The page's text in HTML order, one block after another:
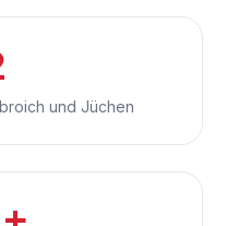
und Jüchen